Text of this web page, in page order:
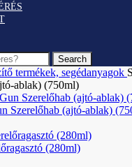
Search
termékek, segédanyagok
ablak) (750ml)
Szerelőhab (ajtó-ablak)
(280ml)